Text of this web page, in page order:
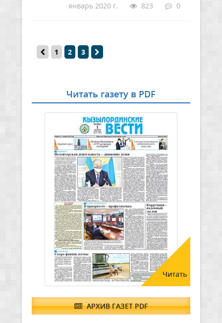
январь 2020 г.
823 0
1 2 3
Читать газету в PDF
Читать
АРХИВ ГАЗЕТ PDF